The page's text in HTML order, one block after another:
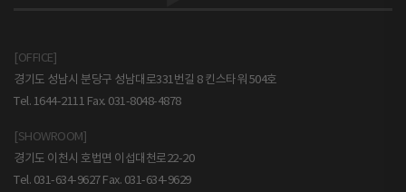
[OFFICE]
경기도 성남시 분당구 성남대로331번길 8 킨스타워 504호
Tel. 1644-2111 Fax. 031-8048-4878
[SHOWROOM]
경기도 이천시 호법면 이섭대천로22-20
Tel. 031-634-9627 Fax. 031-634-9629